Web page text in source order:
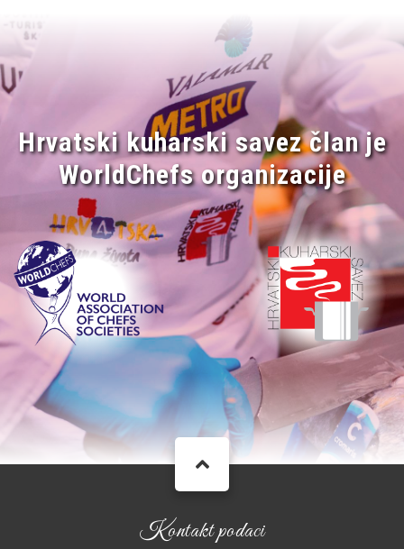
Hrvatski kuharski savez član je
WorldChefs organizacije
Kontakt podaci